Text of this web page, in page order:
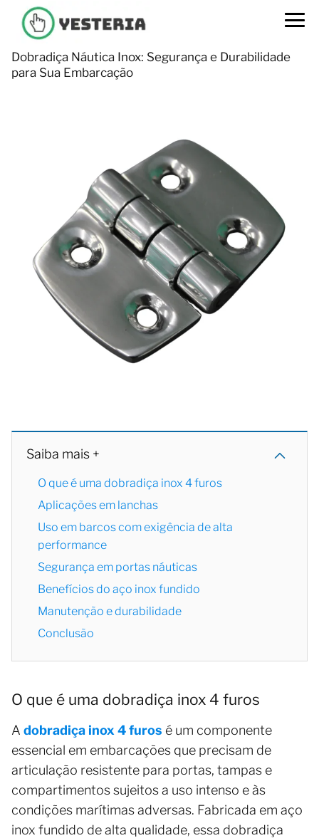
Dobradiça Náutica Inox: Segurança e Durabilidade
para Sua Embarcação
Saiba mais +
O que é uma dobradiça inox 4 furos
Aplicações em lanchas
Uso em barcos com exigência de alta
performance
Segurança em portas náuticas
Benefícios do aço inox fundido
Manutenção e durabilidade
Conclusão
O que é uma dobradiça inox 4 furos
A dobradiça inox 4 furos é um componente
essencial em embarcações que precisam de
articulação resistente para portas, tampas e
compartimentos sujeitos a uso intenso e às
condições marítimas adversas. Fabricada em aço
inox fundido de alta qualidade, essa dobradiça